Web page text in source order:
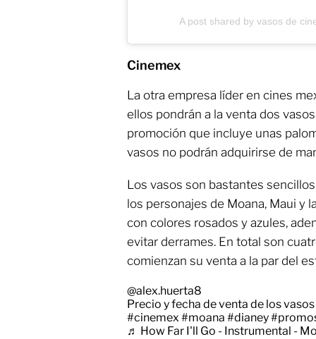
A post shared by vasos de
Cinemex
La otra empresa líder en cines
ellos pondrán a la venta dos
promoción que incluye unas
vasos no podrán adquirirse de
Los vasos son bastantes
los personajes de Moana, Maui y
con colores rosados y azules,
evitar derrames. En total son
comienzan su venta a la par del
@alex.huerta8
Precio y fecha de venta de los
#cinemex #moana #dianey
♬ How Far I'll Go - Instrumental -